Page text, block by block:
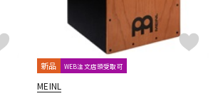
新品 WEB注文店頭受取可
MEINL